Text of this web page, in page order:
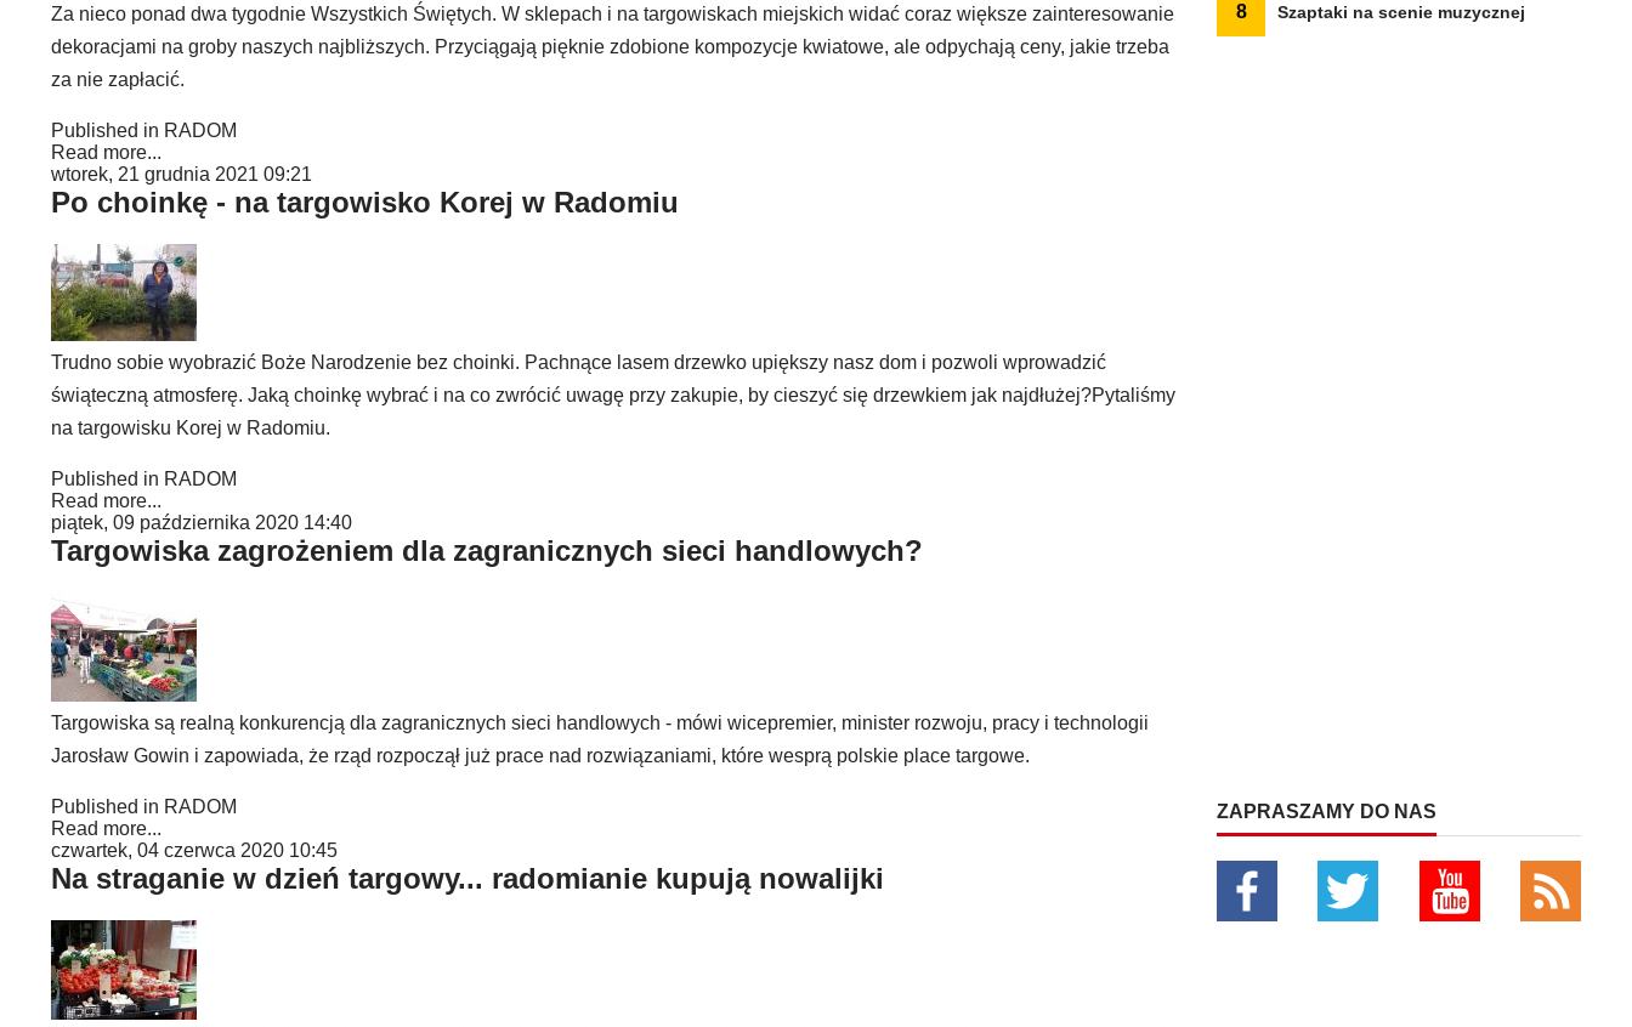
Za nieco ponad dwa tygodnie Wszystkich Świętych. W sklepach i na targowiskach miejskich widać coraz większe zainteresowanie
dekoracjami na groby naszych najbliższych. Przyciągają pięknie zdobione kompozycje kwiatowe, ale odpychają ceny, jakie trzeba
za nie zapłacić.
Published in RADOM
Read more...
wtorek, 21 grudnia 2021 09:21
Po choinkę - na targowisko Korej w Radomiu
Trudno sobie wyobrazić Boże Narodzenie bez choinki. Pachnące lasem drzewko upiększy nasz dom i pozwoli wprowadzić
świąteczną atmosferę. Jaką choinkę wybrać i na co zwrócić uwagę przy zakupie, by cieszyć się drzewkiem jak najdłużej?Pytaliśmy
na targowisku Korej w Radomiu.
Published in RADOM
Read more...
piątek, 09 października 2020 14:40
Targowiska zagrożeniem dla zagranicznych sieci handlowych?
Targowiska są realną konkurencją dla zagranicznych sieci handlowych - mówi wicepremier, minister rozwoju, pracy i technologii
Jarosław Gowin i zapowiada, że rząd rozpoczął już prace nad rozwiązaniami, które wesprą polskie place targowe.
Published in RADOM
Read more...
czwartek, 04 czerwca 2020 10:45
Na straganie w dzień targowy... radomianie kupują nowalijki
8 Szaptaki na scenie muzycznej
ZAPRASZAMY DO NAS